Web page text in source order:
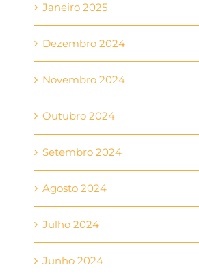
Janeiro 2025
Dezembro 2024
Novembro 2024
Outubro 2024
Setembro 2024
Agosto 2024
Julho 2024
Junho 2024